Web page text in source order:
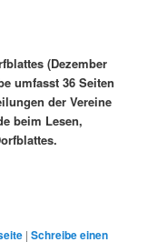
(Dezember
umfasst 36 Seiten
der Vereine
beim Lesen,
|Schreibe einen